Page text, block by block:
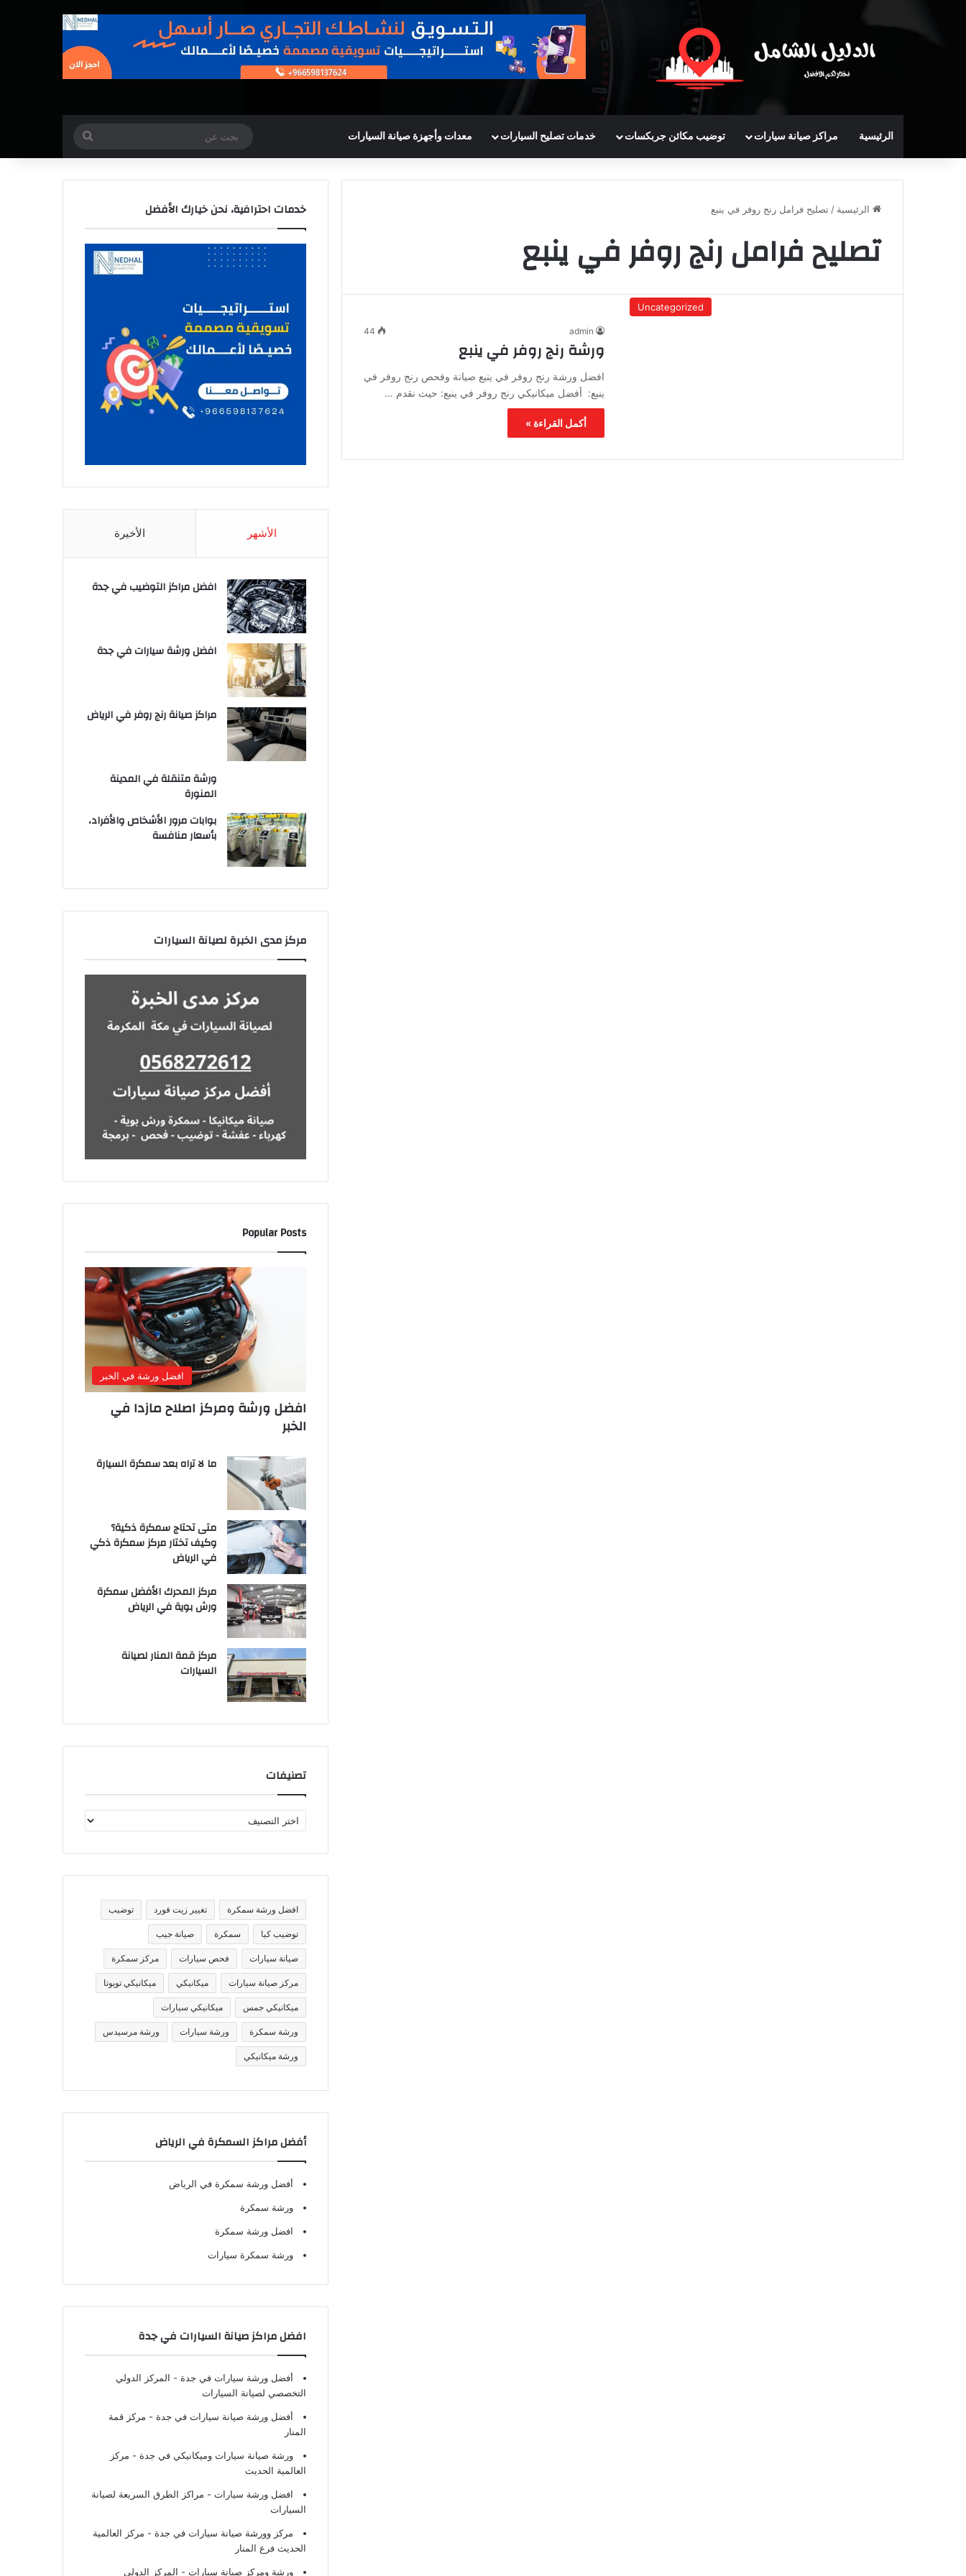
الرئيسية مراكز صيانة سيارات توضيب مكائن جربكسات خدمات تصليح السيارات معدات وأجهزة صيانة السيارات
عن
الرئيسية /تصليح فرامل رنج روفر في ينبع
تصليح فرامل رنج روفر في ينبع
Uncategorized
admin
44
ورشة رنج روفر في ينبع
افضل ورشة رنج روفر في ينبع صيانة وفحص رنج روفر في
ينبع: أفضل ميكانيكي رنج روفر في ينبع: حيث نقدم …
أكمل القراءة »
خدمات احترافية، نحن خيارك الأفضل
الأشهر الأخيرة
افضل مراكز التوضيب في جدة
افضل ورشة سيارات في جدة
مراكز صيانة رنج روفر في الرياض
ورشة متنقلة في المدينة
المنورة
بوابات مرور الأشخاص والأفراد،
بأسعار منافسة
مركز مدى الخبرة لصيانة السيارات
Popular Posts
افضل ورشة في الخبر
افضل ورشة ومركز اصلاح مازدا في
الخبر
ما لا تراه بعد سمكرة السيارة
متى تحتاج سمكرة ذكية؟
وكيف تختار مركز سمكرة ذكي
في الرياض
مركز المحرك الأفضل سمكرة
ورش بوية في الرياض
مركز قمة المنار لصيانة
السيارات
تصنيفات
ص
ف
تافضل ورشة سمكرة تغيير زيت فورد توضيب
توضيب كيا سمكرة صيانة جيب
صيانة سيارات فحص سيارات مركز سمكرة
مركز صيانة سيارات ميكانيكي ميكانيكي تويوتا
ميكانيكي جمس ميكانيكي سيارات
ورشة سمكرة ورشة سيارات ورشة مرسيدس
ورشة ميكانيكي
أفضل مراكز السمكرة في الرياض
أفضل ورشة سمكرة في الرياض
ورشة سمكرة
افضل ورشة سمكرة
ورشة سمكرة سيارات
افضل مراكز صيانة السيارات في جدة
أفضل ورشة سيارات في جدة - المركز الدولي
التخصصي لصيانة السيارات
أفضل ورشة صيانة سيارات في جدة - مركز قمة
المنار
ورشة صيانة سيارات وميكانيكي في جدة - مركز
العالمية الحديث
افضل ورشة سيارات - مراكز الطرق السريعة لصيانة
السيارات
مركز وورشة صيانة سيارات في جدة - مركز العالمية
الحديث فرع المنار
ورشة ومركز صيانة سيارات - المركز الدولي